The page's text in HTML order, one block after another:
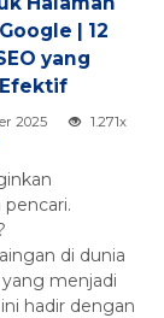
| 12
yang
2025
1.271x
di dunia
menjadi
hadir dengan